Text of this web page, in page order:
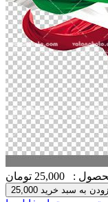
: 25,000 تومان
افزودن به سبد خرید